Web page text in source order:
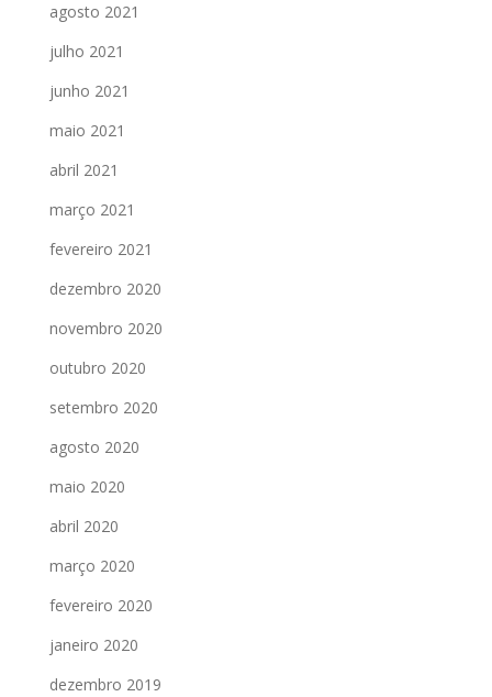
agosto 2021
julho 2021
junho 2021
maio 2021
abril 2021
março 2021
fevereiro 2021
dezembro 2020
novembro 2020
outubro 2020
setembro 2020
agosto 2020
maio 2020
abril 2020
março 2020
fevereiro 2020
janeiro 2020
dezembro 2019